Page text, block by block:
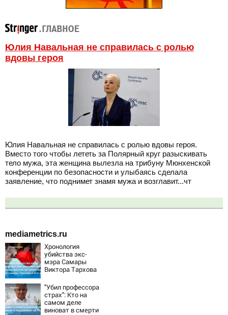
Юлия Навальная не справилась с ролью
вдовы героя
Юлия Навальная не справилась с ролью вдовы героя.
Вместо того чтобы лететь за Полярный круг разыскивать
тело мужа, эта женщина вылезла на трибуну Мюнхенской
конференции по безопасности и улыбаясь сделала
заявление, что поднимет знамя мужа и возглавит...чт
mediametrics.ru
Хронология
убийства экс-
мэра Самары
Виктора Тархова
шокирующих
фактов, новые
подробности
"Убил профессора
страх": Кто на
самом деле
виноват в смерти